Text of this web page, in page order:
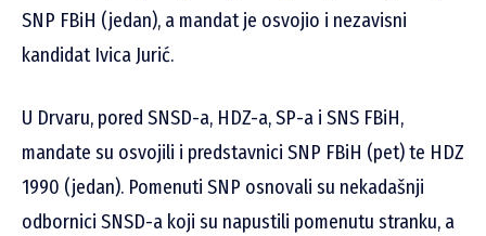
SNP FBiH (jedan), a mandat je osvojio i nezavisni
kandidat Ivica Jurić.
U Drvaru, pored SNSD-a, HDZ-a, SP-a i SNS FBiH,
mandate su osvojili i predstavnici SNP FBiH (pet) te HDZ
1990 (jedan). Pomenuti SNP osnovali su nekadašnji
odbornici SNSD-a koji su napustili pomenutu stranku, a